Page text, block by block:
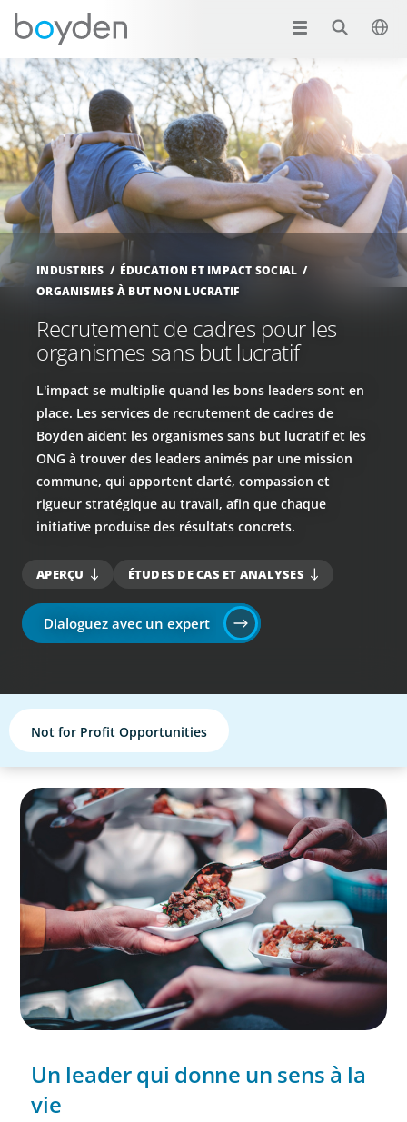
INDUSTRIES
ÉDUCATION ET IMPACT SOCIAL
ORGANISMES À BUT NON LUCRATIF
Recrutement de cadres pour les
organismes sans but lucratif
L'impact se multiplie quand les bons leaders sont en
place. Les services de recrutement de cadres de
Boyden aident les organismes sans but lucratif et les
ONG à trouver des leaders animés par une mission
commune, qui apportent clarté, compassion et
rigueur stratégique au travail, afin que chaque
initiative produise des résultats concrets.
APERÇU ÉTUDES DE CAS ET ANALYSES
Dialoguez avec un expert
Not for Profit Opportunities
Un leader qui donne un sens à la
vie